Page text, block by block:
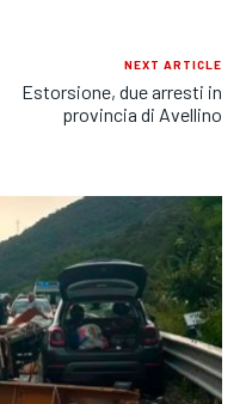
NEXT ARTICLE
Estorsione, due arresti in
provincia di Avellino